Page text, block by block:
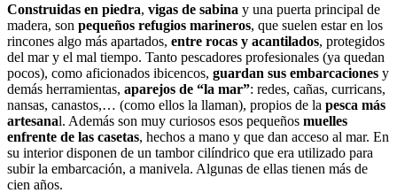
Construidas en piedra, vigas de sabina y una puerta principal de
madera, son pequeños refugios marineros, que suelen estar en los
rincones algo más apartados, entre rocas y acantilados, protegidos
del mar y el mal tiempo. Tanto pescadores profesionales (ya quedan
pocos), como aficionados ibicencos, guardan sus embarcaciones y
demás herramientas, aparejos de “la mar”: redes, cañas, curricans,
nansas, canastos,… (como ellos la llaman), propios de la pesca más
artesanal. Además son muy curiosos esos pequeños muelles
enfrente de las casetas, hechos a mano y que dan acceso al mar. En
su interior disponen de un tambor cilíndrico que era utilizado para
subir la embarcación, a manivela. Algunas de ellas tienen más de
cien años.